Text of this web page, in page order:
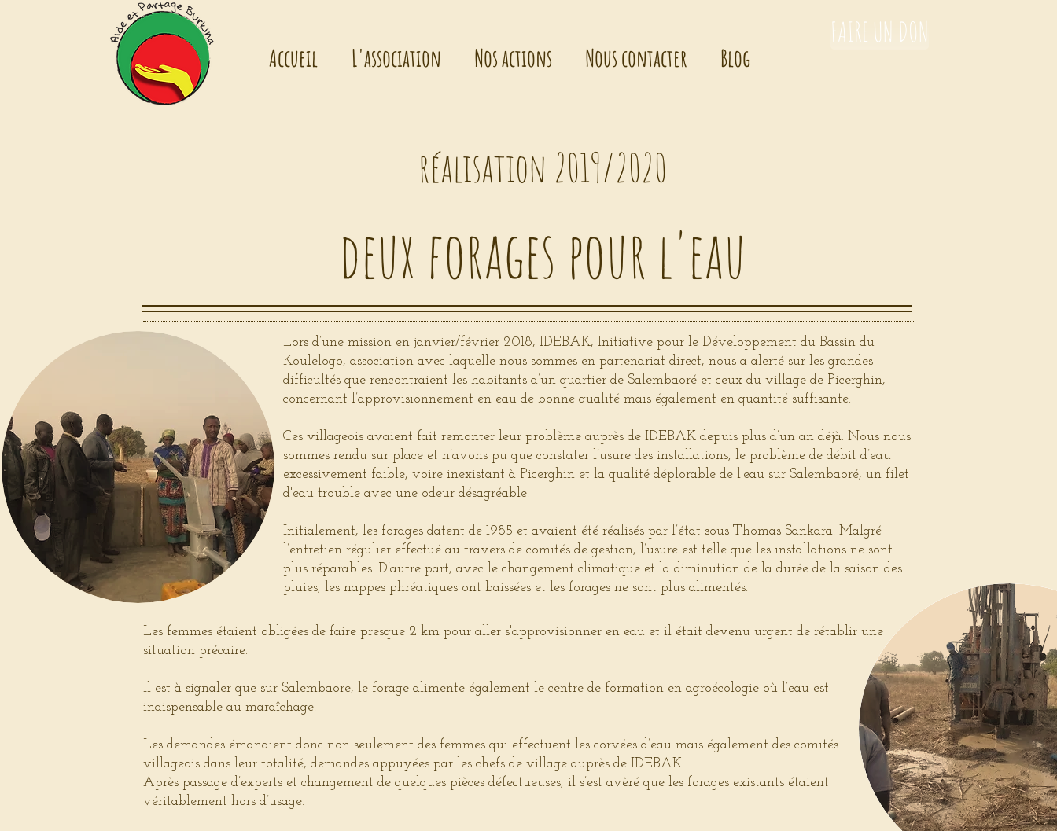
Accueil L'association Nos actions Nous contacter Blog
FAIRE UN DON
réalisation 2019/2020
deux forages pour l'eau
Lors d’une mission en janvier/février 2018, IDEBAK, Initiative pour le Développement du Bassin du
Koulelogo, association avec laquelle nous sommes en partenariat direct, nous a alerté sur les grandes
difficultés que rencontraient les habitants d’un quartier de Salembaoré et ceux du village de Picerghin,
concernant l’approvisionnement en eau de bonne qualité mais également en quantité suffisante.
Ces villageois avaient fait remonter leur problème auprès de IDEBAK depuis plus d’un an déjà. Nous nous
sommes rendu sur place et n’avons pu que constater l’usure des installations, le problème de débit d’eau
excessivement faible, voire inexistant à Picerghin et la qualité déplorable de l'eau sur Salembaoré, un filet
d'eau trouble avec une odeur désagréable.
Initialement, les forages datent de 1985 et avaient été réalisés par l’état sous Thomas Sankara. Malgré
l’entretien régulier effectué au travers de comités de gestion, l’usure est telle que les installations ne sont
plus réparables. D’autre part, avec le changement climatique et la diminution de la durée de la saison des
pluies, les nappes phréatiques ont baissées et les forages ne sont plus alimentés.
Les femmes étaient obligées de faire presque 2 km pour aller s'approvisionner en eau et il était devenu urgent de rétablir une
situation précaire.
Il est à signaler que sur Salembaore, le forage alimente également le centre de formation en agroécologie où l’eau est
indispensable au maraîchage.
Les demandes émanaient donc non seulement des femmes qui effectuent les corvées d’eau mais également des comités
villageois dans leur totalité, demandes appuyées par les chefs de village auprès de IDEBAK.
Après passage d’experts et changement de quelques pièces défectueuses, il s’est avèré que les forages existants étaient
véritablement hors d’usage.